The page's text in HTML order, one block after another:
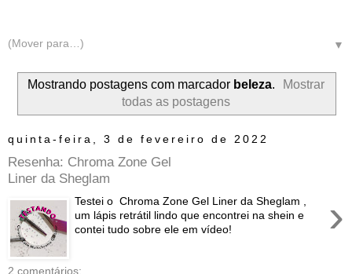
▼
Mostrando postagens com marcador beleza.
Mostrar
todas as postagens
quinta-feira, 3 de fevereiro de 2022
Resenha: Chroma Zone Gel
Liner da Sheglam
›
Testei o Chroma Zone Gel Liner da Sheglam ,
um lápis retrátil lindo que encontrei na shein e
contei tudo sobre ele em vídeo!
2 comentários: